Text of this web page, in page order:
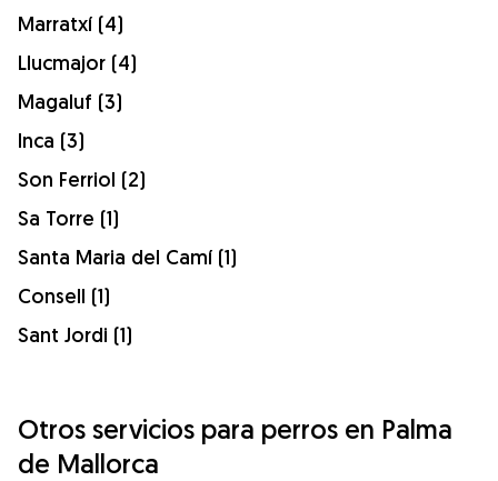
Marratxí (4)
Llucmajor (4)
Magaluf (3)
Inca (3)
Son Ferriol (2)
Sa Torre (1)
Santa Maria del Camí (1)
Consell (1)
Sant Jordi (1)
Otros servicios para perros en Palma
de Mallorca